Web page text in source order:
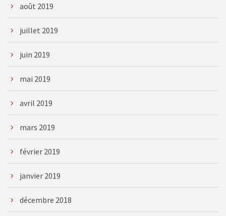
août 2019
juillet 2019
juin 2019
mai 2019
avril 2019
mars 2019
février 2019
janvier 2019
décembre 2018